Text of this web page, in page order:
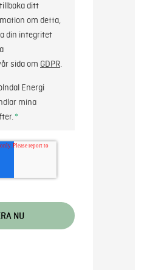
Energi
mina
*
ditt
om detta,
din integritet
sida om GDPR.